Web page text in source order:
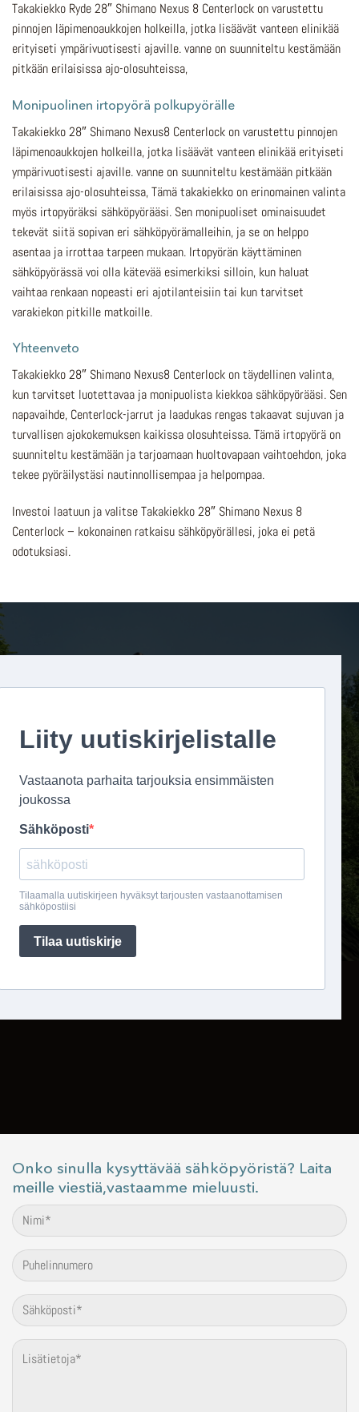
Takakiekko Ryde 28″ Shimano Nexus 8 Centerlock on varustettu
pinnojen läpimenoaukkojen holkeilla, jotka lisäävät vanteen elinikää
erityiseti ympärivuotisesti ajaville. vanne on suunniteltu kestämään
pitkään erilaisissa ajo-olosuhteissa,
Monipuolinen irtopyörä polkupyörälle
Takakiekko 28″ Shimano Nexus8 Centerlock on varustettu pinnojen
läpimenoaukkojen holkeilla, jotka lisäävät vanteen elinikää erityiseti
ympärivuotisesti ajaville. vanne on suunniteltu kestämään pitkään
erilaisissa ajo-olosuhteissa, Tämä takakiekko on erinomainen valinta
myös irtopyöräksi sähköpyörääsi. Sen monipuoliset ominaisuudet
tekevät siitä sopivan eri sähköpyörämalleihin, ja se on helppo
asentaa ja irrottaa tarpeen mukaan. Irtopyörän käyttäminen
sähköpyörässä voi olla kätevää esimerkiksi silloin, kun haluat
vaihtaa renkaan nopeasti eri ajotilanteisiin tai kun tarvitset
varakiekon pitkille matkoille.
Yhteenveto
Takakiekko 28″ Shimano Nexus8 Centerlock on täydellinen valinta,
kun tarvitset luotettavaa ja monipuolista kiekkoa sähköpyörääsi. Sen
napavaihde, Centerlock-jarrut ja laadukas rengas takaavat sujuvan ja
turvallisen ajokokemuksen kaikissa olosuhteissa. Tämä irtopyörä on
suunniteltu kestämään ja tarjoamaan huoltovapaan vaihtoehdon, joka
tekee pyöräilystäsi nautinnollisempaa ja helpompaa.
Investoi laatuun ja valitse Takakiekko 28″ Shimano Nexus 8
Centerlock – kokonainen ratkaisu sähköpyörällesi, joka ei petä
odotuksiasi.
Onko sinulla kysyttävää sähköpyöristä? Laita
meille viestiä,vastaamme mieluusti.